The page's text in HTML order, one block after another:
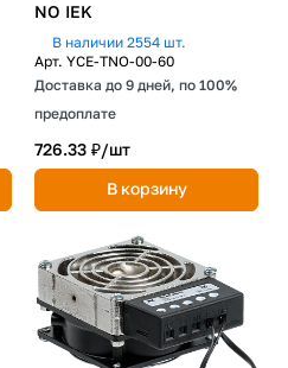
NO IEK
В наличии 2554 шт.
Арт. YCE-TNO-00-60
Доставка до 9 дней, по 100%
предоплате
726.33 ₽/шт
В корзину